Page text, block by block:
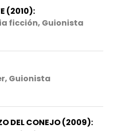
(2010):
ficción, Guionista
Guionista
DEL CONEJO (2009):